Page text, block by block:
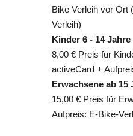
Bike Verleih vor Ort
Verleih)
Kinder 6 - 14 Jahre
8,00 € Preis für
activeCard +
Erwachsene ab 15
15,00 € Preis für
Aufpreis: E-Bike-